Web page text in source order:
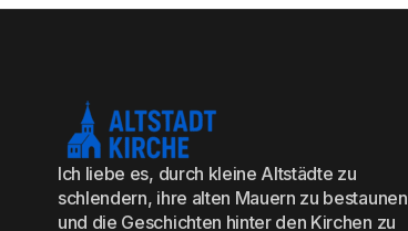
Ich liebe es, durch kleine Altstädte zu
schlendern, ihre alten Mauern zu bestaunen
und die Geschichten hinter den Kirchen zu